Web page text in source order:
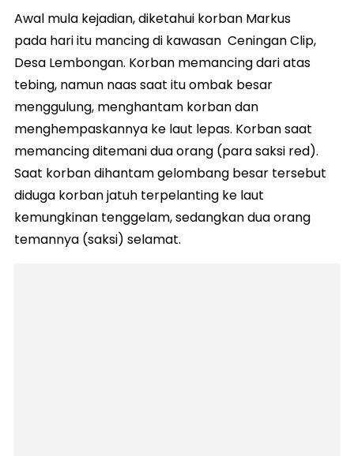
Awal mula kejadian, diketahui korban Markus
pada hari itu mancing di kawasan Ceningan Clip,
Desa Lembongan. Korban memancing dari atas
tebing, namun naas saat itu ombak besar
menggulung, menghantam korban dan
menghempaskannya ke laut lepas. Korban saat
memancing ditemani dua orang (para saksi red).
Saat korban dihantam gelombang besar tersebut
diduga korban jatuh terpelanting ke laut
kemungkinan tenggelam, sedangkan dua orang
temannya (saksi) selamat.